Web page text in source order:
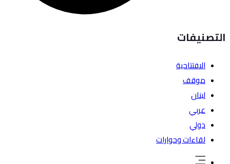
التصنيفات
الافتتاحية
موقف
لبنان
عربي
دولي
لقاءات وحوارات